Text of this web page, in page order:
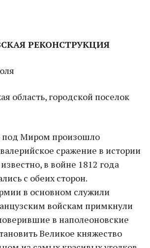
РЕКОНСТРУКЦИЯ
область, городской поселок
под Миром произошло
сражение в истории
в войне 1812 года
с обеих сторон.
в основном служили
войскам примкнули
в наполеоновские
Великое княжество